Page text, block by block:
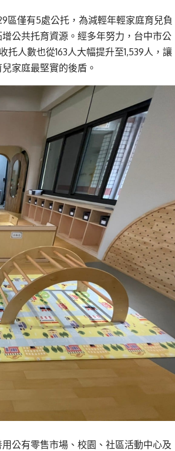
區僅有5處公托，為減輕年輕家庭育兒負
公共托育資源。經多年努力，台中市公
人數也從163人大幅提升至1,539人，讓
家庭最堅實的後盾。
公有零售市場、校園、社區活動中心及